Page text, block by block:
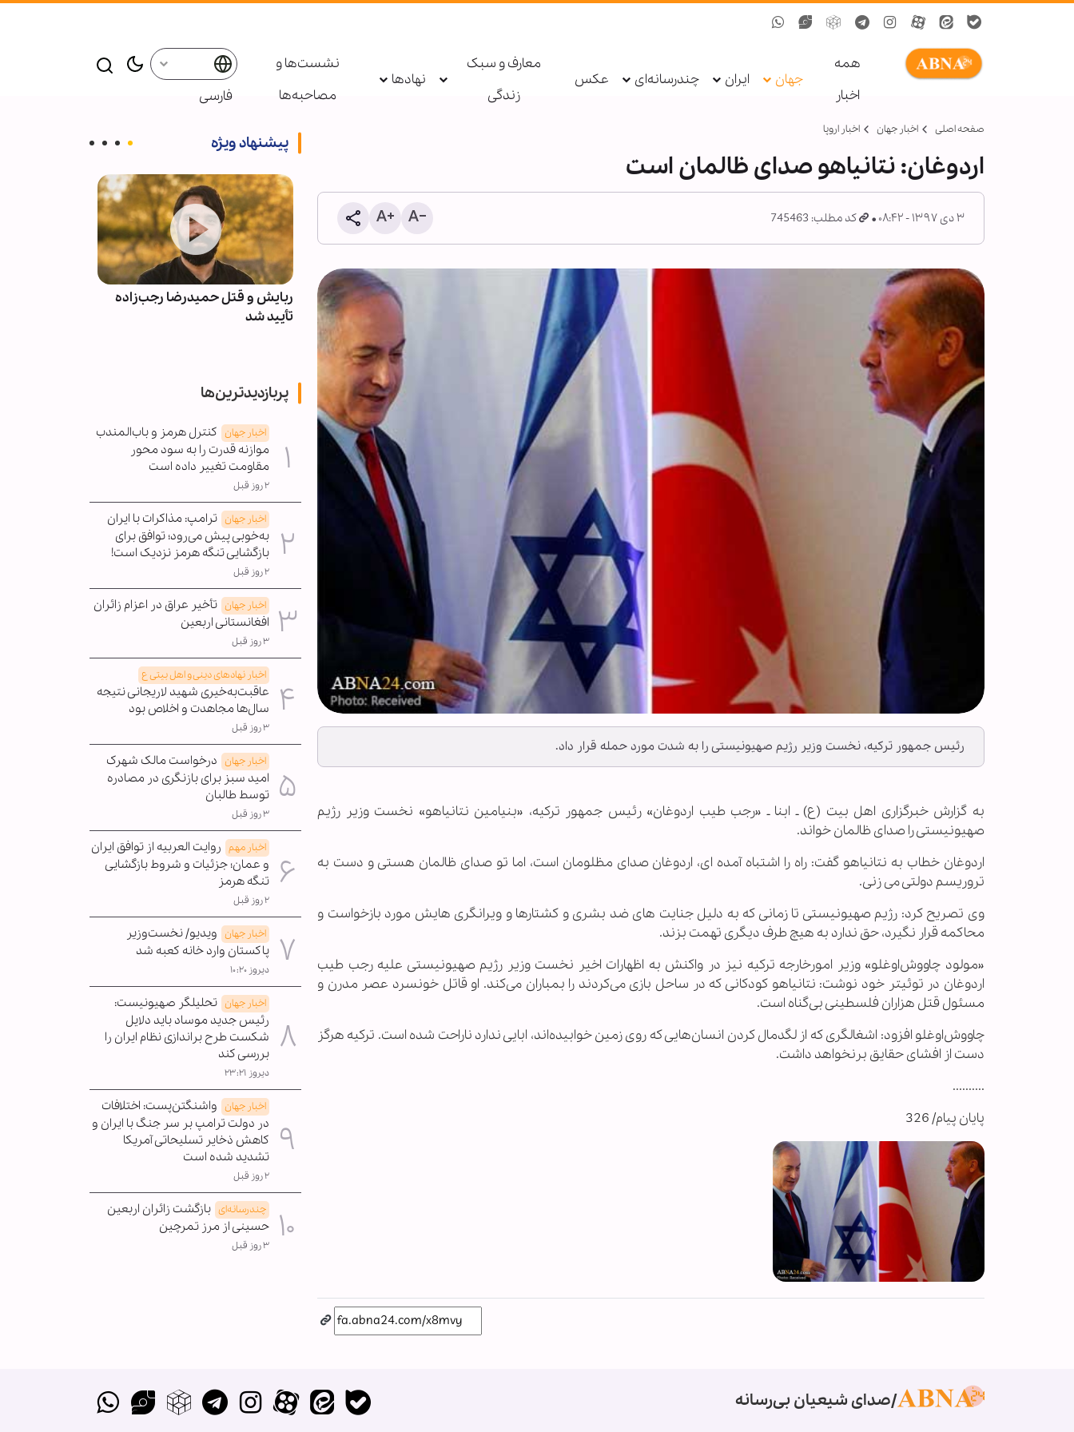
همه
اخبار
جهان ایران چندرسانه‌ای عکس
معارف و سبک
زندگی
نهادها
نشست‌ها و
مصاحبه‌ها
فارسی
صفحه اصلی اخبار جهان اخبار اروپا
اردوغان: نتانیاهو صدای ظالمان است
۳ دی ۱۳۹۷ - ۰۸:۴۲ کد مطلب: 745463
رئیس جمهور ترکیه، نخست وزیر رژیم صهیونیستی را به شدت مورد حمله قرار داد.
به گزارش خبرگزاری اهل بیت (ع) ـ ابنا ـ «رجب طیب اردوغان» رئیس جمهور ترکیه، «بنیامین نتانیاهو» نخست وزیر رژیم
صهیونیستی را صدای ظالمان خواند.
اردوغان خطاب به نتانیاهو گفت: راه را اشتباه آمده ای، اردوغان صدای مظلومان است، اما تو صدای ظالمان هستی و دست به
تروریسم دولتی می زنی.
وی تصریح کرد: رژیم صهیونیستی تا زمانی که به دلیل جنایت های ضد بشری و کشتارها و ویرانگری هایش مورد بازخواست و
محاکمه قرار نگیرد، حق ندارد به هیچ طرف دیگری تهمت بزند.
«مولود چاووش‌اوغلو» وزیر امورخارجه ترکیه نیز در واکنش به اظهارات اخیر نخست وزیر رژیم صهیونیستی علیه رجب طیب
اردوغان در توئیتر خود نوشت: نتانیاهو کودکانی که در ساحل بازی می‌کردند را بمباران می‌کند. او قاتل خونسرد عصر مدرن و
مسئول قتل هزاران فلسطینی بی‌گناه است.
چاووش‌اوغلو افزود: اشغالگری که از لگدمال کردن انسان‌هایی که روی زمین خوابیده‌اند، ابایی ندارد ناراحت شده است. ترکیه هرگز
دست از افشای حقایق برنخواهد داشت.
..........
پایان پیام/ 326
پیشنهاد ویژه
برگزاری شب‌های عزاداری اربعین
حسینی در مرکز اسلامی مسکو +
ربایش و قتل حمیدرضا رجب‌زاده
تأیید شد
پربازدیدترین‌ها
اخبار جهان کنترل هرمز و باب‌المندب
موازنه قدرت را به سود محور
مقاومت تغییر داده است
۲ روز قبل
اخبار جهان ترامپ: مذاکرات با ایران
به‌خوبی پیش می‌رود؛ توافق برای
بازگشایی تنگه هرمز نزدیک است!
۲ روز قبل
اخبار جهان تأخیر عراق در اعزام زائران
افغانستانی اربعین
۳ روز قبل
اخبار نهادهای دینی و اهل بیتی ع
عاقبت‌به‌خیری شهید لاریجانی نتیجه
سال‌ها مجاهدت و اخلاص بود
۳ روز قبل
اخبار جهان درخواست مالک شهرک
امید سبز برای بازنگری در مصادره
توسط طالبان
۳ روز قبل
اخبار مهم روایت العربیه از توافق ایران
و عمان؛ جزئیات و شروط بازگشایی
تنگه هرمز
۲ روز قبل
اخبار جهان ویدیو/ نخست‌وزیر
پاکستان وارد خانه کعبه شد
دیروز ۱۰:۲۰
اخبار جهان تحلیلگر صهیونیست:
رئیس جدید موساد باید دلایل
شکست طرح براندازی نظام ایران را
بررسی کند
دیروز ۲۳:۲۱
اخبار جهان واشنگتن‌پست: اختلافات
در دولت ترامپ بر سر جنگ با ایران و
کاهش ذخایر تسلیحاتی آمریکا
تشدید شده است
۲ روز قبل
چندرسانه‌ای بازگشت زائران اربعین
حسینی از مرز تمرچین
۳ روز قبل
صدای شیعیان بی‌رسانه